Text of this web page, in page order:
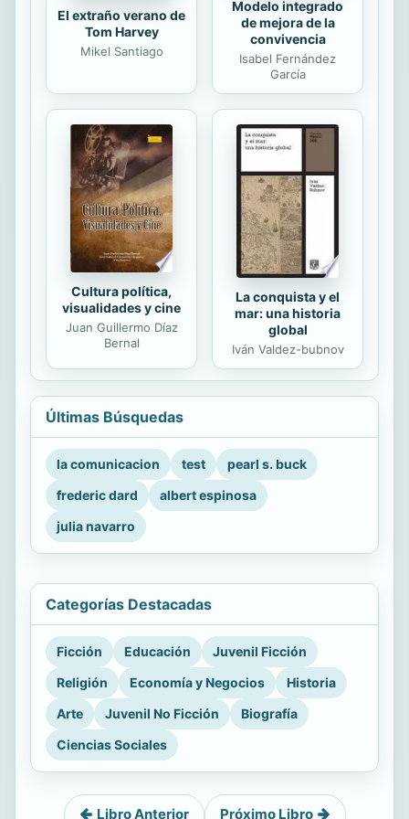
El extraño verano de
Tom Harvey
Mikel Santiago
Modelo integrado
de mejora de la
convivencia
Isabel Fernández
García
Cultura política,
visualidades y cine
Juan Guillermo Díaz
Bernal
La conquista y el
mar: una historia
global
Iván Valdez-bubnov
Últimas Búsquedas
la comunicacion test
pearl s. buck
frederic dard
albert espinosa
julia navarro
Categorías Destacadas
Ficción Educación
Juvenil Ficción
Religión
Economía y Negocios
Historia
Arte
Juvenil No Ficción
Biografía
Ciencias Sociales
Libro Anterior Próximo Libro